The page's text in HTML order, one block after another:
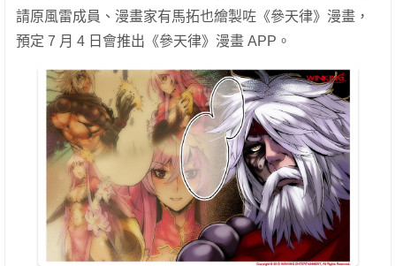
請原風雷成員、漫畫家有馬拓也繪製咗《參天律》漫畫，
預定 7 月 4 日會推出《參天律》漫畫 APP。